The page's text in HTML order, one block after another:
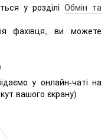
у розділі Обмін та
фахівця, ви можете
у онлайн-чаті на
вашого єкрану)